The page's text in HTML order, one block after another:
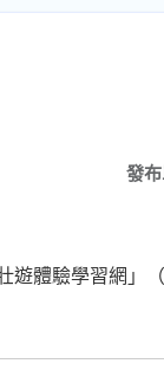
發布
遊體驗學習網」